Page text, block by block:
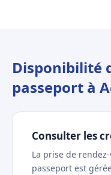
Disponibilité
passeport à
Consulter les
La prise de
passeport est